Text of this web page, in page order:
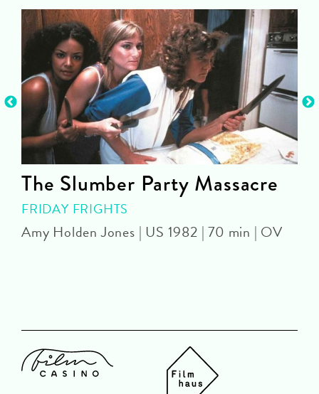
The Slumber Party Massacre
FRIDAY FRIGHTS
Amy Holden Jones | US 1982 | 70 min | OV